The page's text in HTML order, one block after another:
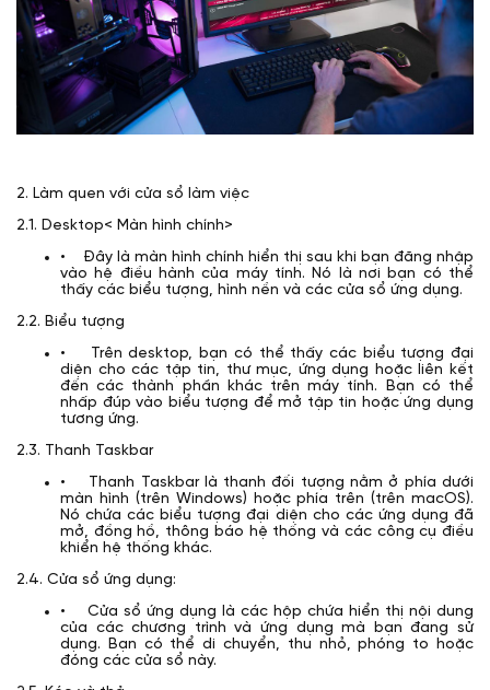
2. Làm quen với cửa sổ làm việc
2.1. Desktop< Màn hình chính>
• Đây là màn hình chính hiển thị sau khi bạn đăng nhập
vào hệ điều hành của máy tính. Nó là nơi bạn có thể
thấy các biểu tượng, hình nền và các cửa sổ ứng dụng.
2.2. Biểu tượng
• Trên desktop, bạn có thể thấy các biểu tượng đại
diện cho các tập tin, thư mục, ứng dụng hoặc liên kết
đến các thành phần khác trên máy tính. Bạn có thể
nhấp đúp vào biểu tượng để mở tập tin hoặc ứng dụng
tương ứng.
2.3. Thanh Taskbar
• Thanh Taskbar là thanh đối tượng nằm ở phía dưới
màn hình (trên Windows) hoặc phía trên (trên macOS).
Nó chứa các biểu tượng đại diện cho các ứng dụng đã
mở, đồng hồ, thông báo hệ thống và các công cụ điều
khiển hệ thống khác.
2.4. Cửa sổ ứng dụng:
• Cửa sổ ứng dụng là các hộp chứa hiển thị nội dung
của các chương trình và ứng dụng mà bạn đang sử
dụng. Bạn có thể di chuyển, thu nhỏ, phóng to hoặc
đóng các cửa sổ này.